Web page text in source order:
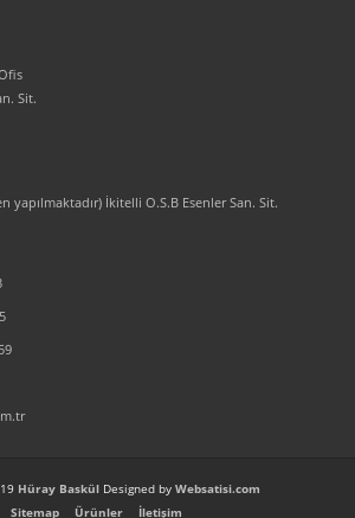
Sit.
yapılmaktadır) İkitelli O.S.B Esenler San. Sit.
Hüray Baskül Designed by Websatisi.com
Sitemap
Ürünler İletişim